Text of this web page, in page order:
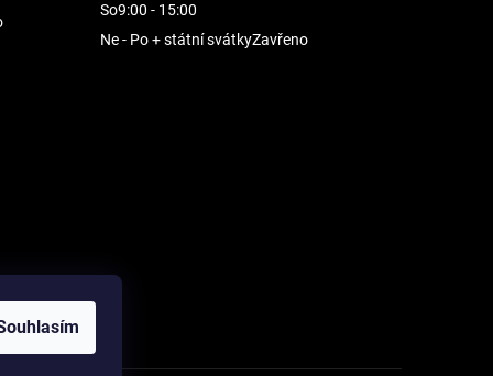
So9:00 - 15:00
Ne - Po + státní svátkyZavřeno